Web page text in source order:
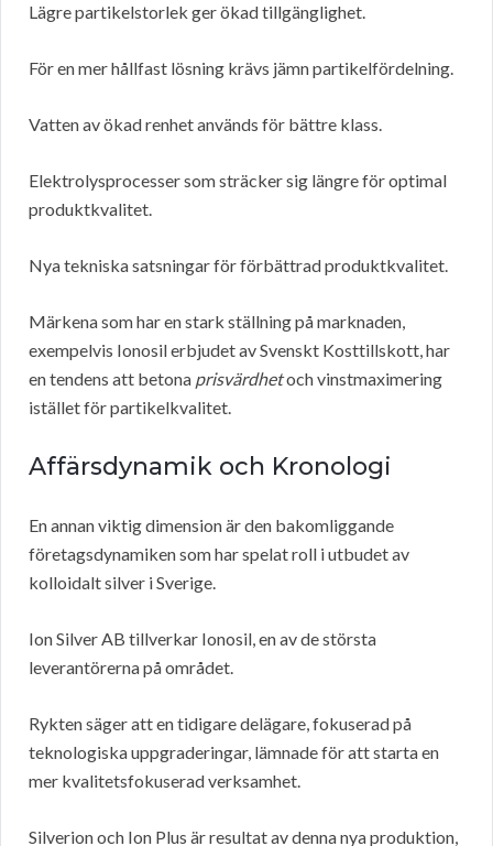
Lägre partikelstorlek ger ökad tillgänglighet.
För en mer hållfast lösning krävs jämn partikelfördelning.
Vatten av ökad renhet används för bättre klass.
Elektrolysprocesser som sträcker sig längre för optimal
produktkvalitet.
Nya tekniska satsningar för förbättrad produktkvalitet.
Märkena som har en stark ställning på marknaden,
exempelvis Ionosil erbjudet av Svenskt Kosttillskott, har
en tendens att betona prisvärdhetoch vinstmaximering
istället för partikelkvalitet.
Affärsdynamik och Kronologi
En annan viktig dimension är den bakomliggande
företagsdynamiken som har spelat roll i utbudet av
kolloidalt silver i Sverige.
Ion Silver AB tillverkar Ionosil, en av de största
leverantörerna på området.
Rykten säger att en tidigare delägare, fokuserad på
teknologiska uppgraderingar, lämnade för att starta en
mer kvalitetsfokuserad verksamhet.
Silverion och Ion Plus är resultat av denna nya produktion,